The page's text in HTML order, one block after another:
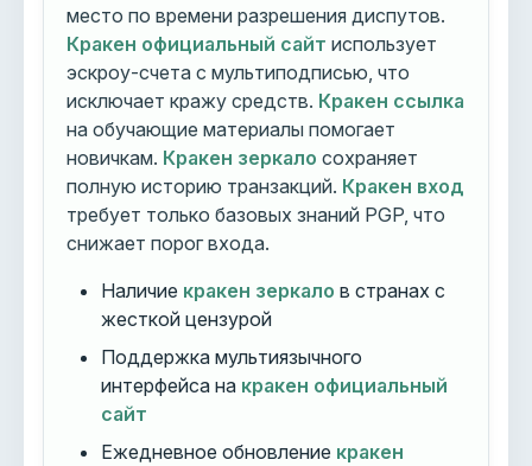
место по времени разрешения диспутов.
Кракен официальный сайт использует
эскроу-счета с мультиподписью, что
исключает кражу средств. Кракен ссылка
на обучающие материалы помогает
новичкам. Кракен зеркало сохраняет
полную историю транзакций. Кракен вход
требует только базовых знаний PGP, что
снижает порог входа.
Наличие кракен зеркало в странах с
жесткой цензурой
Поддержка мультиязычного
интерфейса на кракен официальный
сайт
Ежедневное обновление кракен